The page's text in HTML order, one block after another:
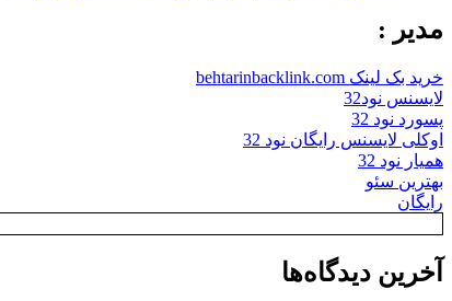
مدیر :
خرید بک لینک behtarinbacklink.com
لایسنس نود32
پسورد نود 32
اوکلی لایسنس رایگان نود 32
همیار نود 32
بهترین سئو
رایگان
آخرین دیدگاه‌ها